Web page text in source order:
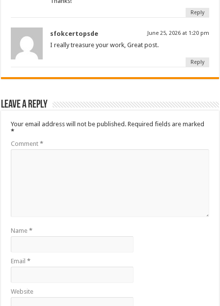
Reply
sfokcertopsde June 25, 2026 at 1:20 pm
I really treasure your work, Great post.
Reply
Leave a Reply
Your email address will not be published. Required fields are marked
*
Comment*
Name*
Email*
Website